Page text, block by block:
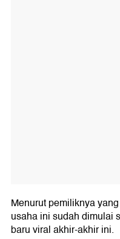
Menurut pemiliknya
usaha ini sudah dimulai
baru viral akhir-akhir ini.